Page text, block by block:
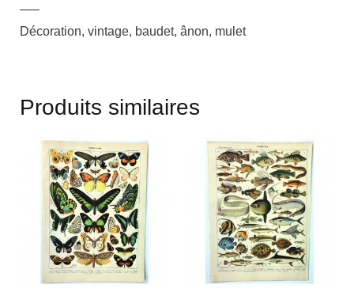
—–
Décoration, vintage, baudet, ânon, mulet
Produits similaires